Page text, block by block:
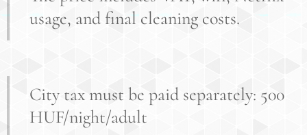
usage, and final cleaning costs.
City tax must be paid separately: 500
HUF/night/adult